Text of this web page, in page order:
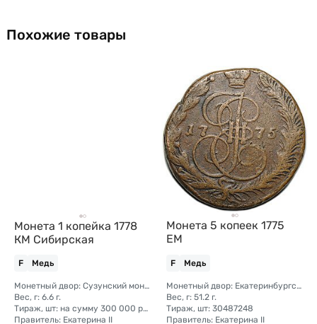
Похожие товары
Монета 1 копейка 1778
КМ Сибирская
F Медь
Монетный двор: Сузунский монетный двор (Сибирь)
Вес, г: 6.6 г.
Тираж, шт: на сумму 300 000 рублей (сумма 10 копеек + 5 копеек +2 копейки + 1 копейка + денга + полушка)
Правитель: Екатерина II
Монета 5 копеек 1775
ЕМ
F Медь
Монетный двор: Екатеринбургский монетный двор
Вес, г: 51.2 г.
Тираж, шт: 30487248
Правитель: Екатерина II